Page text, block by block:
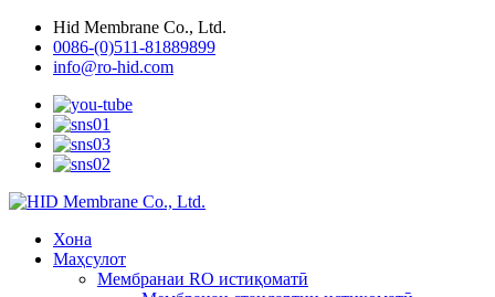
Hid Membrane Co., Ltd.
0086-(0)511-81889899
info@ro-hid.com
Хона
Маҳсулот
Мембранаи RO истиқоматӣ